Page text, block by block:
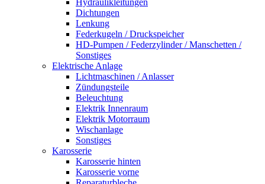
Dichtungen
Lenkung
Federkugeln / Druckspeicher
HD-Pumpen / Federzylinder / Manschetten /
Sonstiges
Elektrische Anlage
Lichtmaschinen / Anlasser
Zündungsteile
Beleuchtung
Elektrik Innenraum
Elektrik Motorraum
Wischanlage
Sonstiges
Karosserie
Karosserie hinten
Karosserie vorne